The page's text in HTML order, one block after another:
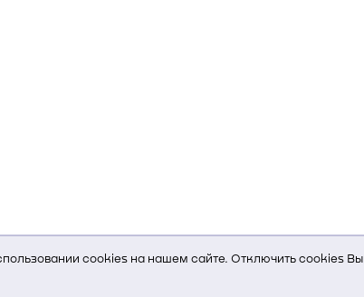
cookies на нашем сайте. Отключить cookies Вы